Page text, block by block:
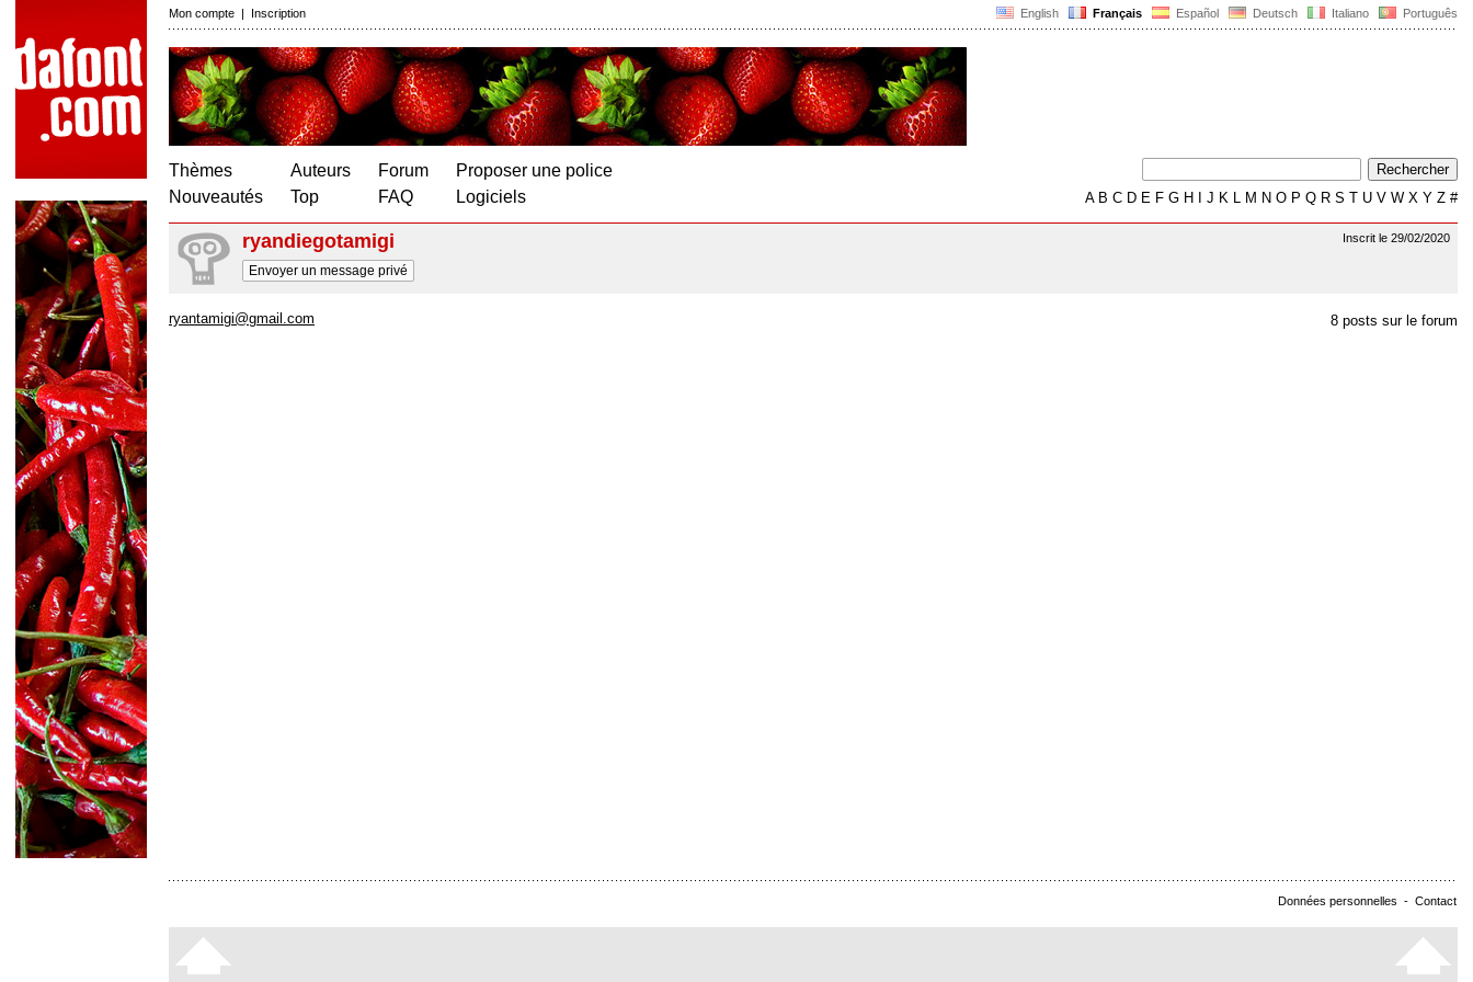
English Français Español Deutsch Italiano Português
Mon compte | Inscription
Thèmes
Nouveautés
Auteurs
Top
Forum
FAQ
Proposer une police
Logiciels
AB C D E F G H J K L M N O P Q R S T U V W X Y Z #
Inscrit le 29/02/2020
ryandiegotamigi
Envoyer un message privé
8 posts sur le forum
ryantamigi@gmail.com
Données personnelles - Contact